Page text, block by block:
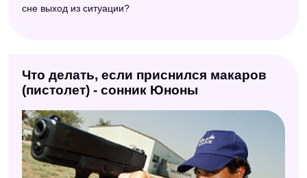
сне выход из ситуации?
Что делать, если приснился макаров
(пистолет) - сонник Юноны